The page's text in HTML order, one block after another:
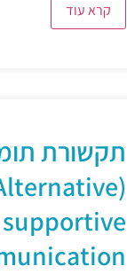
קרא עוד
תקשורת
supportive